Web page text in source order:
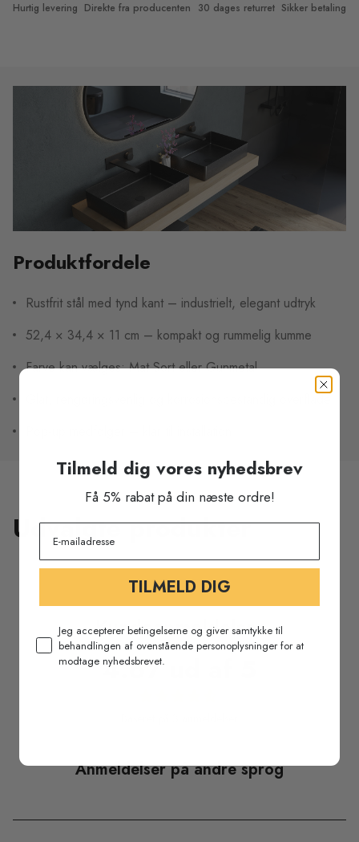
Hurtig levering Direkte fra producenten 30 dages returret Sikker betaling
Produktfordele
Rustfrit stål med tynd kant – industrielt, elegant udtryk
52,4 × 34,4 × 11 cm – kompakt og rummelig kumme
Farve kan vælges: Mat Sort eller Gunmetal
Glat, rengøringsvenlig og korrosionsbestandig overflade
Udvalgte produkter
Kundeanmeldelser
4.67 ud af 5
Anmeldelser på andre sprog
Tilmeld dig vores nyhedsbrev
Få 5% rabat på din næste ordre!
TILMELD DIG
Jeg accepterer betingelserne og giver samtykke til
behandlingen af ovenstående personoplysninger for at
modtage nyhedsbrevet.